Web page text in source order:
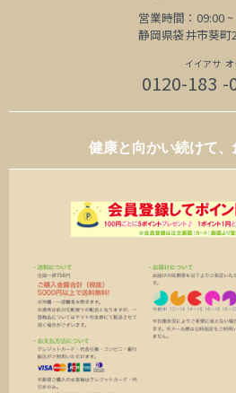
営業時間：09:00 ~
静岡県袋井市葵町
0120-183
イイアサ
-
オ
健康と向かい続けて、